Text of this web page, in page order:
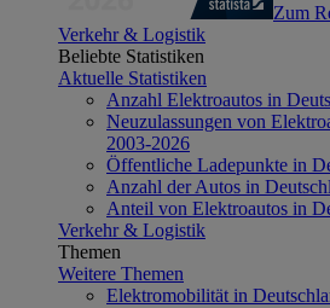
Zum
Verkehr & Logistik
Beliebte Statistiken
Aktuelle Statistiken
Anzahl Elektroautos in
Neuzulassungen von
2003-2026
Öffentliche Ladepunkte in
Anzahl der Autos in
Anteil von Elektroautos in
Verkehr & Logistik
Themen
Weitere Themen
Elektromobilität in